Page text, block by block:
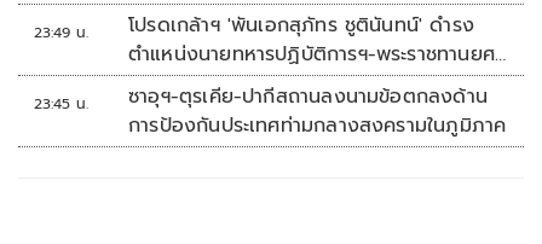
23:49 น.
โปรดเกล้าฯ 'พันเอกสุภัทร ชูตินันทน์' ดำรง
ตำแหน่งนายทหารปฏิบัติการฯ-พระราชทานยศ
'พลตรี'
23:45 น.
ซาอุฯ-ตุรเคีย-ปากีสถานลงนามข้อตกลงด้าน
การป้องกันประเทศท่ามกลางสงครามในภูมิภาค